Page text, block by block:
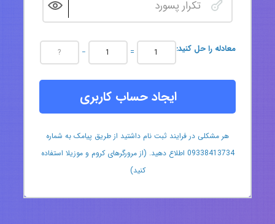
:معادله را حل کنید − =
ایجاد حساب کاربری
هر مشکلی در فرایند ثبت نام داشتید از طریق پیامک به شماره
09338413734 اطلاع دهید. (از مرورگرهای کروم و موزیلا استفاده
کنید)